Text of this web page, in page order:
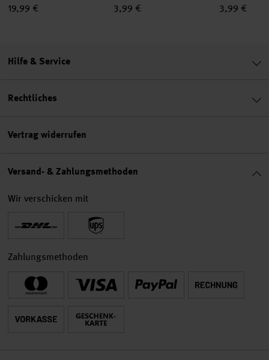
19,99 € 3,99 € 3,99 €
Hilfe & Service
Rechtliches
Vertrag widerrufen
Versand- & Zahlungsmethoden
Wir verschicken mit
Zahlungsmethoden